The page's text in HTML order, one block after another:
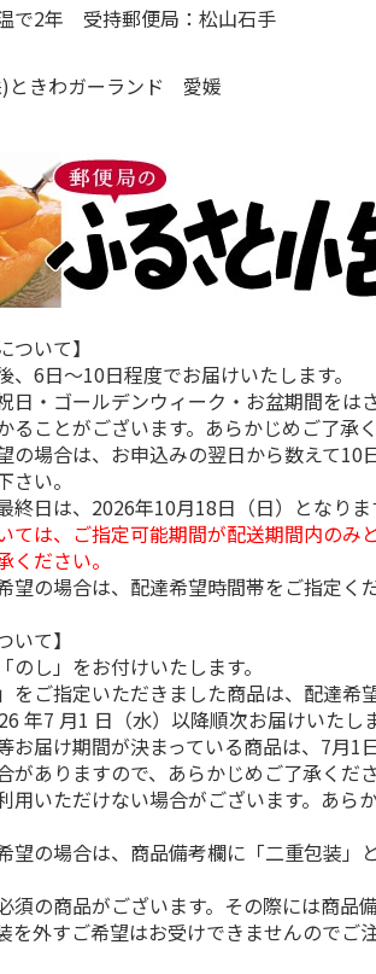
蜜
)
国産蜂蜜（里山の百
花蜂蜜） ２本入
(送料・税込)
訳ありマヌカ蜂蜜
250gUMF10+ ×2個
5.0（1）
(税込)
で2年 受持郵便局：松山石手
ときわガーランド 愛媛
ついて】
6日～10日程度でお届けいたします。
日・ゴールデンウィーク・お盆期間をは
ることがございます。あらかじめご了承く
場合は、お申込みの翌日から数えて10
さい。
日は、2026年10月18日（日）となりま
は、ご指定可能期間が配送期間内のみと
ください。
の場合は、配達希望時間帯をご指定くだ
いて】
し」をお付けいたします。
をご指定いただきました商品は、配達希
年7 月1 日（水）以降順次お届けいたしま
お届け期間が決まっている商品は、7月1
がありますので、あらかじめご了承くださ
用いただけない場合がございます。あら
の場合は、商品備考欄に「二重包装」
須の商品がございます。その際には商品
を外すご希望はお受けできませんのでご